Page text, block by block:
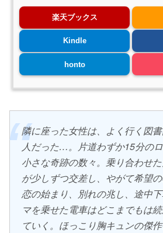
楽天ブックス
Kindle
honto
隣に座った女性は、よく行く図
人だった…。片道わずか15分の
小さな奇跡の数々。乗り合わせ
が少しずつ交差し、やがて希望の
恋の始まり、別れの兆し、途中
マを乗せた電車はどこまでもは
ていく。ほっこり胸キュンの傑作